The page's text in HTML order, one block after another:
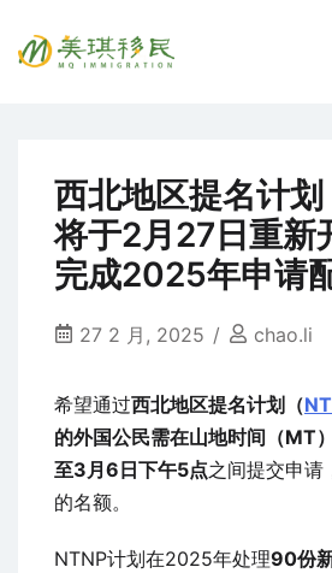
专注萨省持牌移民专业顾问 Song,
西北地区提名计划
将于2月27日重新
完成2025年申请
27 2 月, 2025 chao.li
希望通过西北地区提名计划（
的外国公民需在山地时间（MT
至3月6日下午5点之间提交申
的名额。
NTNP计划在2025年处理90份